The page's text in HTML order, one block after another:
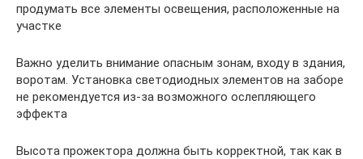
продумать все элементы освещения, расположенные на
участке
Важно уделить внимание опасным зонам, входу в здания,
воротам. Установка светодиодных элементов на заборе
не рекомендуется из-за возможного ослепляющего
эффекта
Высота прожектора должна быть корректной, так как в